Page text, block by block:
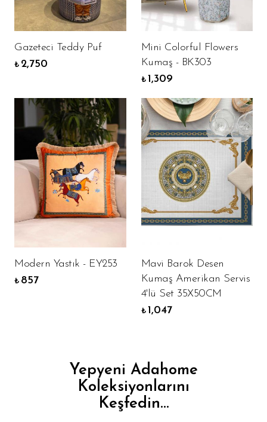
Gazeteci Teddy Puf
₺ 2,750
Mini Colorful Flowers
Kumaş - BK303
₺ 1,309
Modern Yastık - EY253
₺ 857
Mavi Barok Desen
Kumaş Amerikan Servis
4'lü Set 35X50CM
₺ 1,047
Yepyeni Adahome
Koleksiyonlarını
Keşfedin...